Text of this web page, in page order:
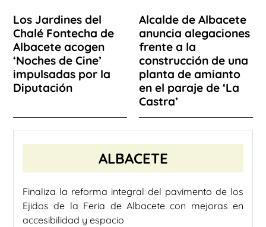
Los Jardines del
Chalé Fontecha de
Albacete acogen
‘Noches de Cine’
impulsadas por la
Diputación
Alcalde de Albacete
anuncia alegaciones
frente a la
construcción de una
planta de amianto
en el paraje de ‘La
Castra’
ALBACETE
Finaliza la reforma integral del pavimento de los
Ejidos de la Feria de Albacete con mejoras en
accesibilidad y espacio